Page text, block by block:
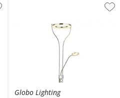
Globo Lighting